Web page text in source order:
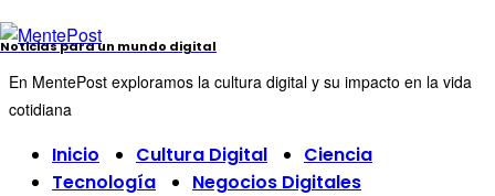
Noticias para un mundo digital
En MentePost exploramos la cultura digital y su impacto en la vida
cotidiana
Inicio Cultura Digital
Ciencia
Tecnología
Negocios Digitales